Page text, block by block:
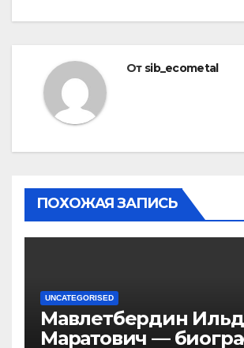
От sib_ecometal
ПОХОЖАЯ ЗАПИСЬ
UNCATEGORISED
Мавлетбердин
Маратович —